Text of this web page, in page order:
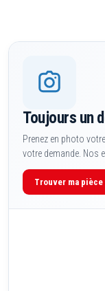
Toujours un
Prenez en photo
votre demande. Nos
Trouver ma